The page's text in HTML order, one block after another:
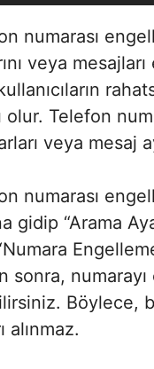
numarası
veya
olur. Telefon
veya mesaj
numarası
gidip “Arama
sonra,
Böylece,
alınmaz.